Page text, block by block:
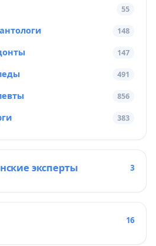
55
148
147
491
856
383
эксперты 3
16